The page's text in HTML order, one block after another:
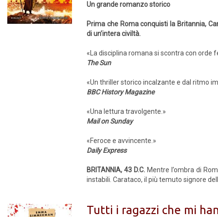
Un grande romanzo storico
Prima che Roma conquisti la Britannia,
di un’intera civiltà.
«La disciplina romana si scontra con orde
The Sun
«Un thriller storico incalzante e dal ritmo
BBC History Magazine
«Una lettura travolgente.»
Mail on Sunday
«Feroce e avvincente.»
Daily Express
BRITANNIA, 43 D.C. Mentre l’ombra di
instabili. Carataco, il più temuto signore
Tutti i ragazzi che mi